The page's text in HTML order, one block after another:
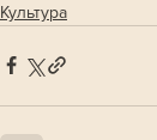
Культура